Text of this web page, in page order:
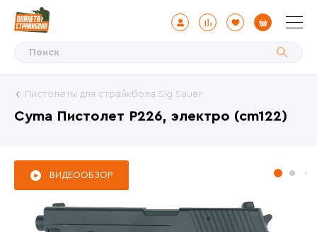
Cyma Пистолет P226, электро (cm122)
Пистолеты для страйкбола Sig Sauer
ВИДЕООБЗОР